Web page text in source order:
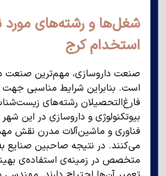
شغل‌ها و رشته‌های مورد
استخدام کرج
صنعت داروسازی، مهم‌ترین صنعت در
است. بنابراین شرایط مناسبی
فارغ‌التحصیلان رشته‌های
بیوتکنولوژی و داروسازی در این
فناوری و ماشین‌آلات مدرن نقش
می‌کنند. در نتیجه صاحبین صنایع
متخصص در زمینه‌ی استفاده‌ی